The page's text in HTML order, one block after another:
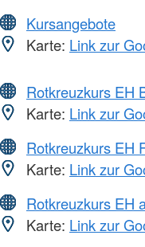
Kursangebote
Karte: Link zur
Rotkreuzkurs EH
Karte: Link zur
Rotkreuzkurs EH
Karte: Link zur
Rotkreuzkurs EH
Karte: Link zur